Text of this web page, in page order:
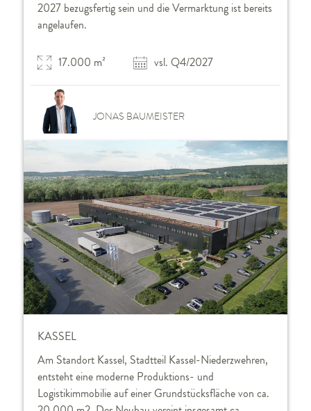
2027 bezugsfertig sein und die Vermarktung ist bereits
angelaufen.
17.000 m² vsl. Q4/2027
JONAS BAUMEISTER
KASSEL
Am Standort Kassel, Stadtteil Kassel-Niederzwehren,
entsteht eine moderne Produktions- und
Logistikimmobilie auf einer Grundstücksfläche von ca.